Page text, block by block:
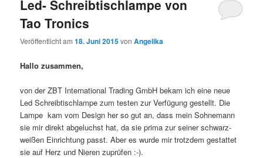
Led- Schreibtischlampe von
Tao Tronics
Veröffentlicht am18. Juni 2015vonAngelika
Hallo zusammen,
von der ZBT International Trading GmbH bekam ich eine neue
Led Schreibtischlampe zum testen zur Verfügung gestellt. Die
Lampe kam vom Design her so gut an, dass mein Sohnemann
sie mir direkt abgeluchst hat, da sie prima zur seiner schwarz-
weißen Einrichtung passt. Aber es wurde mir trotzdem gestattet
sie auf Herz und Nieren zuprüfen :-).